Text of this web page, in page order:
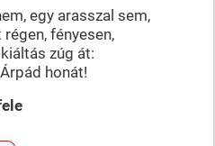
egy arasszal sem,
fényesen,
zúg át:
honát!